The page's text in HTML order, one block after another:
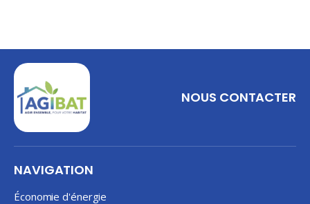
NOUS CONTACTER
NAVIGATION
Économie d'énergie